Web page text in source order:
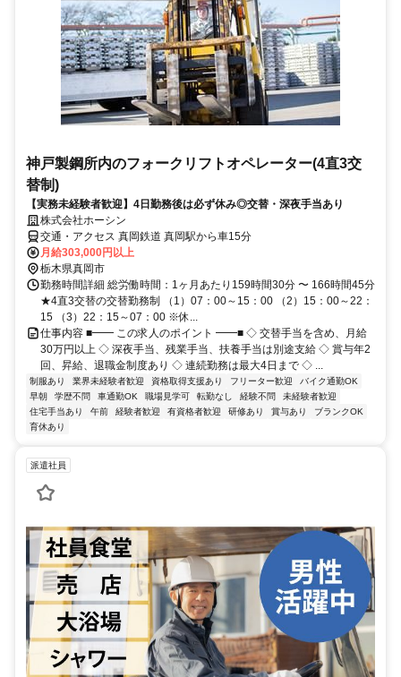
神戸製鋼所内のフォークリフトオペレーター(4直3交
替制)
【実務未経験者歓迎】4日勤務後は必ず休み◎交替・深夜手当あり
株式会社ホーシン
交通・アクセス 真岡鉄道 真岡駅から車15分
月給303,000円以上
栃木県真岡市
勤務時間詳細 総労働時間：1ヶ月あたり159時間30分 〜 166時間45分
★4直3交替の交替勤務制 （1）07：00～15：00 （2）15：00～22：
15 （3）22：15～07：00 ※休...
仕事内容 ■━━ この求人のポイント ━━■ ◇ 交替手当を含め、月給
30万円以上 ◇ 深夜手当、残業手当、扶養手当は別途支給 ◇ 賞与年2
回、昇給、退職金制度あり ◇ 連続勤務は最大4日まで ◇ ...
制服あり 業界未経験者歓迎 資格取得支援あり フリーター歓迎
バイク通勤OK
早朝
学歴不問 車通勤OK 職場見学可 転勤なし 経験不問
未経験者歓迎
住宅手当あり
午前 経験者歓迎 有資格者歓迎 研修あり 賞与あり
ブランクOK
育休あり
派遣社員